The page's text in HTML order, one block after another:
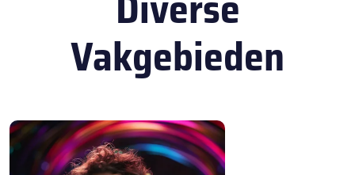
Vakgebieden